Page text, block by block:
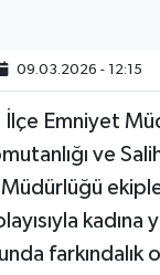
09.03.2026 - 12:15
İlçe Emniyet
ve
farkındalık